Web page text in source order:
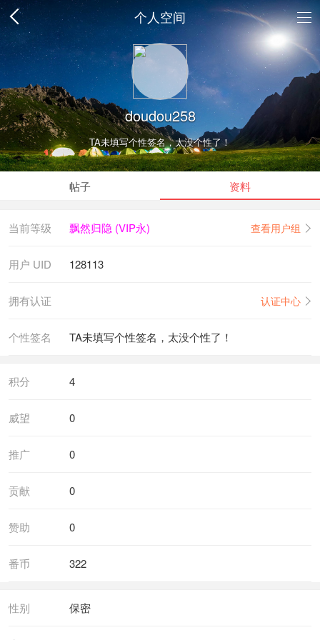
个人空间
doudou258
TA未填写个性签名，太没个性了！
帖子 资料
当前等级 飘然归隐 (VIP永) 查看用户组
用户 UID 128113
拥有认证 认证中心
个性签名 TA未填写个性签名，太没个性了！
积分 4
威望 0
推广 0
贡献 0
赞助 0
番币 322
性别 保密